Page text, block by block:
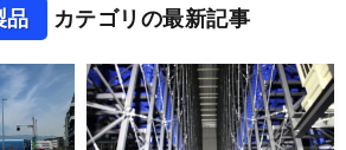
品 カテゴリの最新記事